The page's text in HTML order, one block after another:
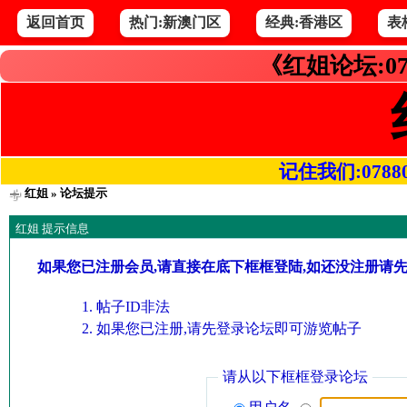
返回首页 热门:新澳门区 经典:香港区 表
《红姐论坛
记住我们
红姐» 论坛提示
红姐 提示信息
如果您已注册会员,请直接在底下框框登陆,如还没注册请
帖子ID非法
如果您已注册,请先登录论坛即可游览帖子
请从以下框框登录论坛